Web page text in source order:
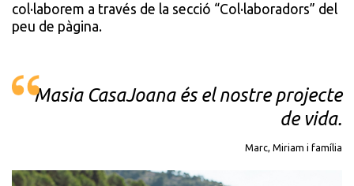
col·laborem a través de la secció “Col·laboradors” del
peu de pàgina.
Masia CasaJoana és el nostre projecte
de vida.
Marc, Miriam i família